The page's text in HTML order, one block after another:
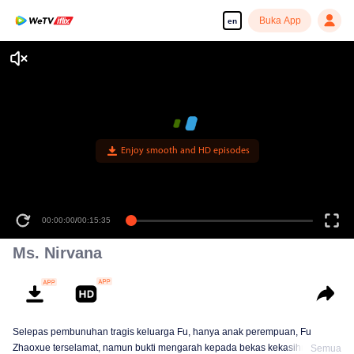
en Buka App
Enjoy smooth and HD episodes
00:00:00/00:15:35
Ms. Nirvana
Selepas pembunuhan tragis keluarga Fu, hanya anak perempuan, Fu
Zhaoxue terselamat, namun bukti mengarah kepada bekas kekasihnya, Gu
Semua